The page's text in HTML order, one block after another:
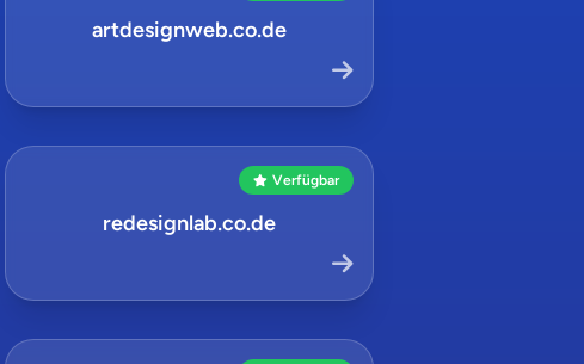
artdesignweb.co.de
Verfügbar
redesignlab.co.de